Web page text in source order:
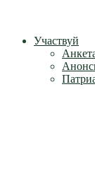
Участвуй